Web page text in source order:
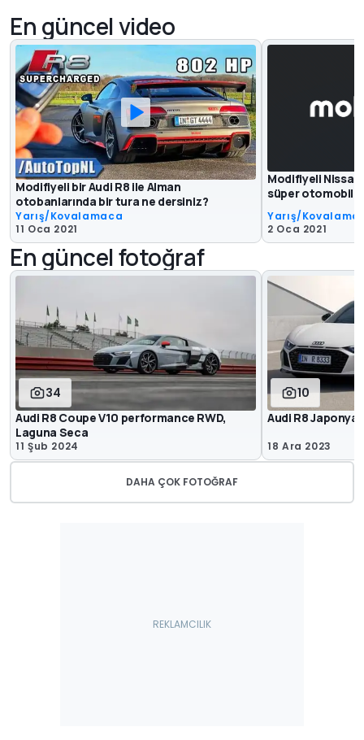
En güncel video
Modifiyeli bir Audi R8 ile Alman
otobanlarında bir tura ne dersiniz?
Yarış/Kovalamaca
11 Oca 2021
Modifiyeli
süper otomobil
Yarış/
2 Oca 2021
En güncel fotoğraf
34
Audi R8 Coupe V10 performance RWD,
Laguna Seca
11 Şub 2024
10
Audi R8 Japonya
18 Ara 2023
DAHA ÇOK FOTOĞRAF